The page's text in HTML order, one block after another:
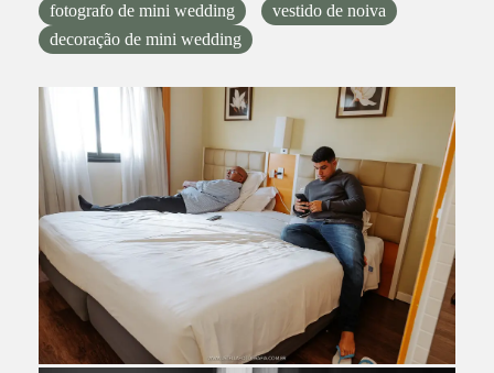
fotografo de mini wedding
vestido de noiva
decoração de mini wedding